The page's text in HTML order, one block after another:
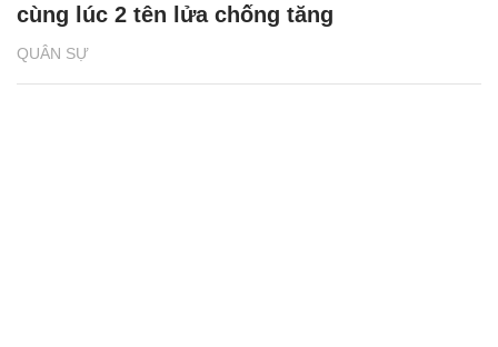
QUÂN SỰ
cùng lúc 2 tên lửa chống tăng